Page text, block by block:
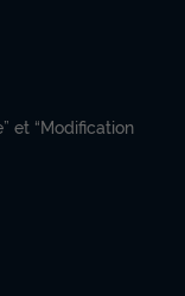
et “Modification